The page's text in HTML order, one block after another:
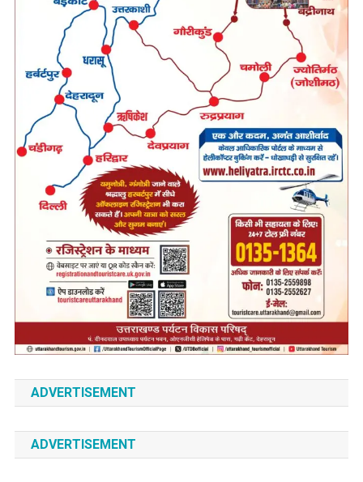
ADVERTISEMENT
ADVERTISEMENT